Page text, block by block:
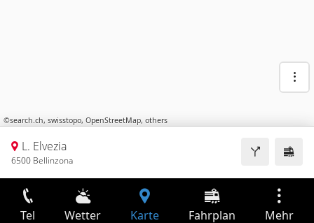
©search.ch, swisstopo, OpenStreetMap, others
L. Elvezia
6500 Bellinzona
Tel Wetter Karte Fahrplan Mehr